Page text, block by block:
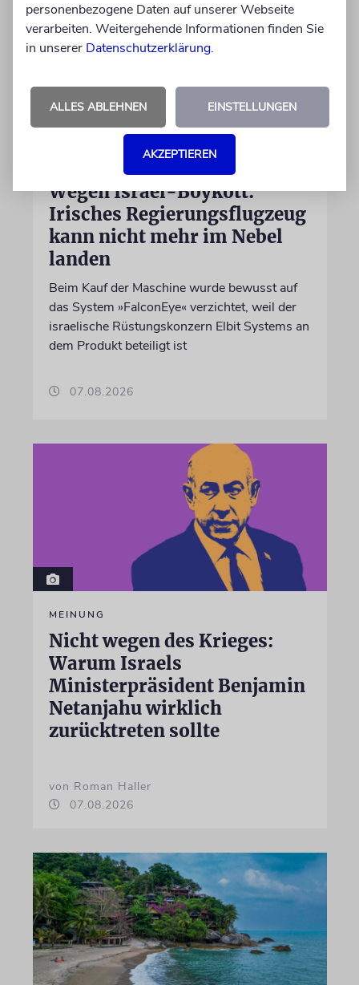
Wegen Israel-Boykott:
Irisches Regierungsflugzeug
kann nicht mehr im Nebel
landen
Beim Kauf der Maschine wurde bewusst auf
das System »FalconEye« verzichtet, weil der
israelische Rüstungskonzern Elbit Systems an
dem Produkt beteiligt ist
07.08.2026
MEINUNG
Nicht wegen des Krieges:
Warum Israels
Ministerpräsident Benjamin
Netanjahu wirklich
zurücktreten sollte
von Roman Haller
07.08.2026
personenbezogene Daten auf unserer Webseite
verarbeiten. Weitergehende Informationen finden Sie
in unserer Datenschutzerklärung.
ALLES ABLEHNEN EINSTELLUNGEN
AKZEPTIEREN